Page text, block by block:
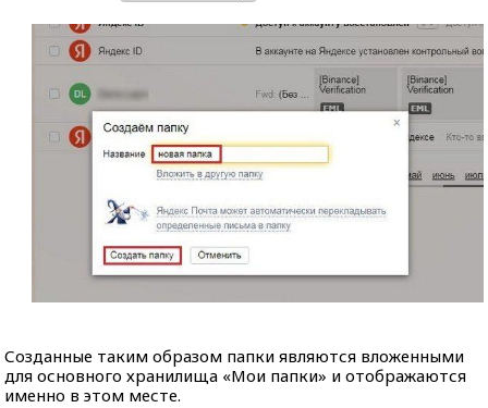
Созданные таким образом папки являются вложенными
для основного хранилища «Мои папки» и отображаются
именно в этом месте.